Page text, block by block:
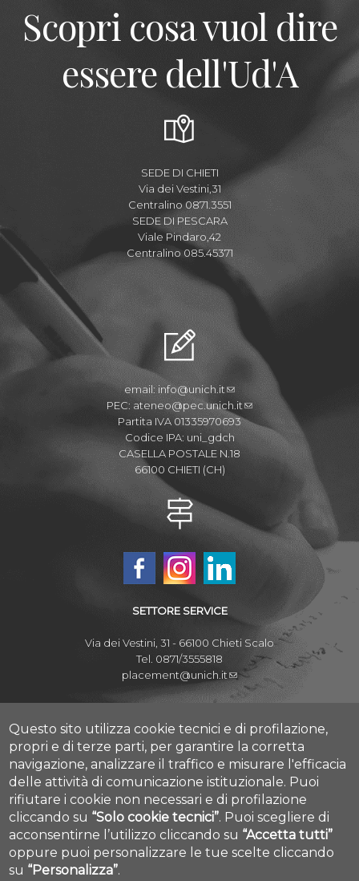
Scopri cosa vuol dire
essere dell'Ud'A
SEDE DI CHIETI
Via dei Vestini,31
Centralino 0871.3551
SEDE DI PESCARA
Viale Pindaro,42
Centralino 085.45371
email: info@unich.it
PEC: ateneo@pec.unich.it
Partita IVA 01335970693
Codice IPA: uni_gdch
CASELLA POSTALE N.18
66100 CHIETI (CH)
SETTORE SERVICE
Via dei Vestini, 31 - 66100 Chieti Scalo
Tel. 0871/3555818
placement@unich.it
Mappa Campus Chieti
Mappa Campus Pescara
Amministrazione Trasparente
Privacy
Contatti
Cookie settings
Questo sito utilizza cookie tecnici e di profilazione,
propri e di terze parti, per garantire la corretta
navigazione, analizzare il traffico e misurare l'efficacia
delle attività di comunicazione istituzionale. Puoi
rifiutare i cookie non necessari e di profilazione
cliccando su “Solo cookie tecnici”. Puoi scegliere di
acconsentirne l’utilizzo cliccando su “Accetta tutti”
oppure puoi personalizzare le tue scelte cliccando
su “Personalizza”.